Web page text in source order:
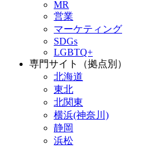
MR
営業
マーケティング
SDGs
LGBTQ+
専門サイト（拠点別）
北海道
東北
北関東
横浜(神奈川)
静岡
浜松